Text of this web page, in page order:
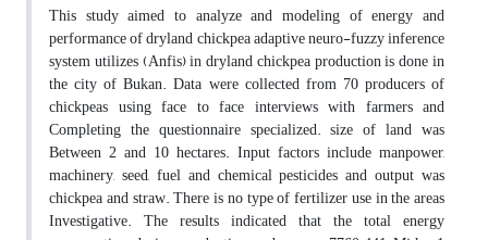
This study aimed to analyze and modeling of energy and
performance of dryland chickpea adaptive neuro-fuzzy inference
system utilizes (Anfis) in dryland chickpea production is done in
the city of Bukan. Data were collected from 70 producers of
chickpeas using face to face interviews with farmers and
Completing the questionnaire specialized. size of land was
Between 2 and 10 hectares. Input factors include manpower,
machinery, seed, fuel and chemical pesticides and output was
chickpea and straw. There is no type of fertilizer use in the areas
Investigative. The results indicated that the total energy